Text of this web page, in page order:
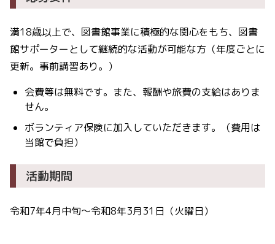
満18歳以上で、図書館事業に積極的な関心をもち、図書
館サポーターとして継続的な活動が可能な方（年度ごとに
更新。事前講習あり。）
会費等は無料です。また、報酬や旅費の支給はありま
せん。
ボランティア保険に加入していただきます。（費用は
当館で負担）
活動期間
令和7年4月中旬～令和8年3月31日（火曜日）